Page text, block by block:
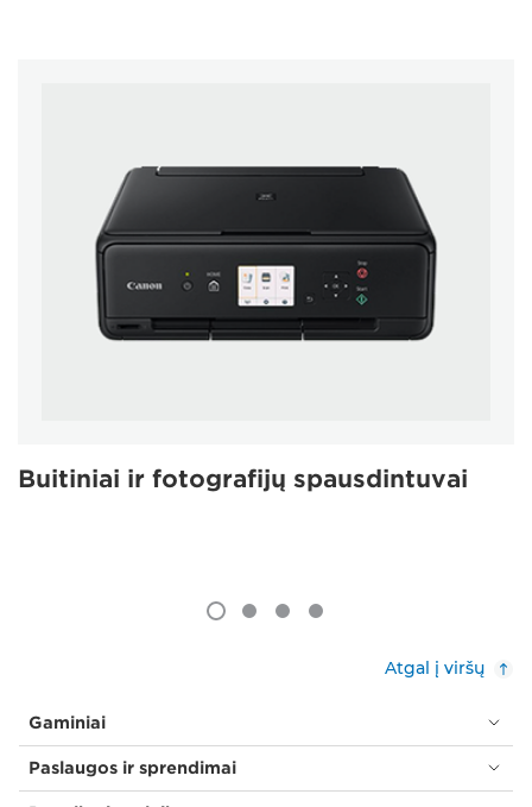
Buitiniai ir fotografijų spausdintuvai
Atgal į viršų
Gaminiai
Paslaugos ir sprendimai